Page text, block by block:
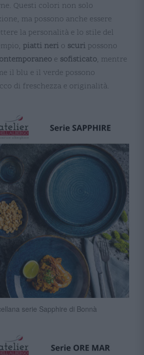
Questi colori non solo
ma possono anche essere
la personalità e lo stile del
piatti neri o scuri possono
e sofisticato, mentre
il blu e il verde possono
di freschezza e originalità​​​​.
serie Sapphire di Bonnà